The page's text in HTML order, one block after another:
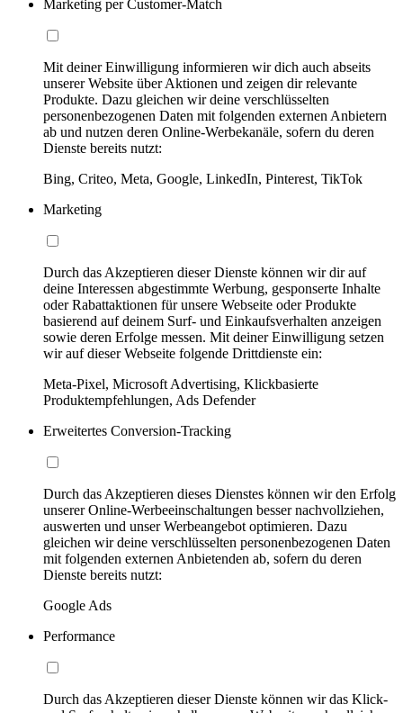
Marketing per Customer-Match
Mit deiner Einwilligung informieren wir dich auch abseits
unserer Website über Aktionen und zeigen dir relevante
Produkte. Dazu gleichen wir deine verschlüsselten
personenbezogenen Daten mit folgenden externen Anbietern
ab und nutzen deren Online-Werbekanäle, sofern du deren
Dienste bereits nutzt:
Bing, Criteo, Meta, Google, LinkedIn, Pinterest, TikTok
Marketing
Durch das Akzeptieren dieser Dienste können wir dir auf
deine Interessen abgestimmte Werbung, gesponserte Inhalte
oder Rabattaktionen für unsere Webseite oder Produkte
basierend auf deinem Surf- und Einkaufsverhalten anzeigen
sowie deren Erfolge messen. Mit deiner Einwilligung setzen
wir auf dieser Webseite folgende Drittdienste ein:
Meta-Pixel, Microsoft Advertising, Klickbasierte
Produktempfehlungen, Ads Defender
Erweitertes Conversion-Tracking
Durch das Akzeptieren dieses Dienstes können wir den Erfolg
unserer Online-Werbeeinschaltungen besser nachvollziehen,
auswerten und unser Werbeangebot optimieren. Dazu
gleichen wir deine verschlüsselten personenbezogenen Daten
mit folgenden externen Anbietenden ab, sofern du deren
Dienste bereits nutzt:
Google Ads
Performance
Durch das Akzeptieren dieser Dienste können wir das Klick-